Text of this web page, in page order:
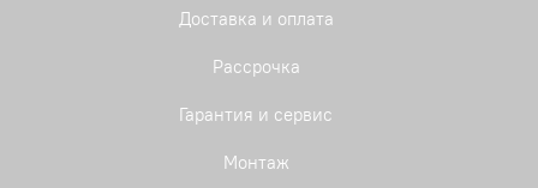
Доставка и оплата
Рассрочка
Гарантия и сервис
Монтаж